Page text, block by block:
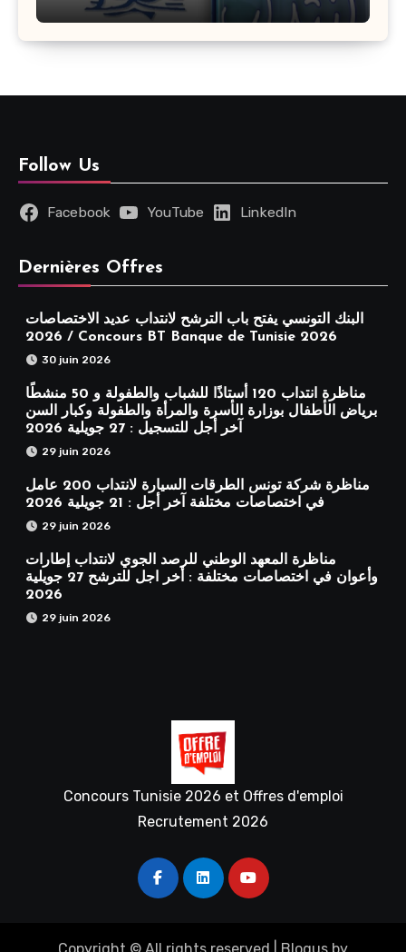
مختلفة : أخر اجل للترشح 27 جويلية 2026
Follow Us
Facebook YouTube LinkedIn
Dernières Offres
البنك التونسي يفتح باب الترشح لانتداب عديد الاختصاصات
2026 / Concours BT Banque de Tunisie 2026
30 juin 2026
مناظرة انتداب 120 أستاذًا للشباب والطفولة و 50 منشطًا
برياض الأطفال بوزارة الأسرة والمرأة والطفولة وكبار السن
آخر أجل للتسجيل : 27 جويلية 2026
29 juin 2026
مناظرة شركة تونس الطرقات السيارة لانتداب 200 عامل
في اختصاصات مختلفة آخر أجل : 21 جويلية 2026
29 juin 2026
مناظرة المعهد الوطني للرصد الجوي لانتداب إطارات
وأعوان في اختصاصات مختلفة : أخر اجل للترشح 27 جويلية
2026
29 juin 2026
Concours Tunisie 2026 et Offres d'emploi
Recrutement 2026